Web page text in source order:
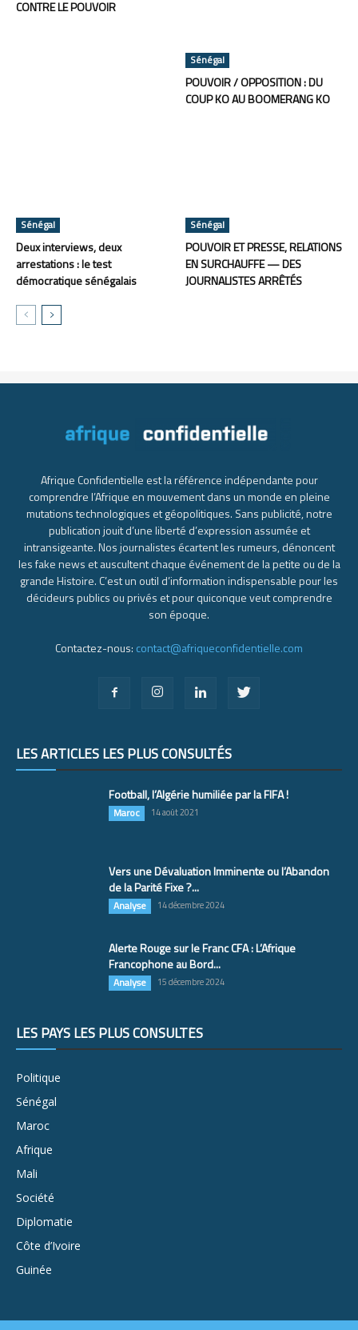
CONTRE LE POUVOIR
Sénégal
POUVOIR / OPPOSITION : DU
COUP KO AU BOOMERANG KO
Sénégal
Deux interviews, deux
arrestations : le test
démocratique sénégalais
Sénégal
POUVOIR ET PRESSE, RELATIONS
EN SURCHAUFFE — DES
JOURNALISTES ARRÊTÉS
Afrique Confidentielle est la référence indépendante pour
comprendre l’Afrique en mouvement dans un monde en pleine
mutations technologiques et géopolitiques. Sans publicité, notre
publication jouit d’une liberté d’expression assumée et
intransigeante. Nos journalistes écartent les rumeurs, dénoncent
les fake news et auscultent chaque événement de la petite ou de la
grande Histoire. C’est un outil d’information indispensable pour les
décideurs publics ou privés et pour quiconque veut comprendre
son époque.
Contactez-nous: contact@afriqueconfidentielle.com
LES ARTICLES LES PLUS CONSULTÉS
Football, l’Algérie humiliée par la FIFA !
Maroc 14 août 2021
Vers une Dévaluation Imminente ou l’Abandon
de la Parité Fixe ?...
Analyse 14 décembre 2024
Alerte Rouge sur le Franc CFA : L’Afrique
Francophone au Bord...
Analyse 15 décembre 2024
LES PAYS LES PLUS CONSULTÉS
Politique
Sénégal
Maroc
Afrique
Mali
Société
Diplomatie
Côte d’Ivoire
Guinée